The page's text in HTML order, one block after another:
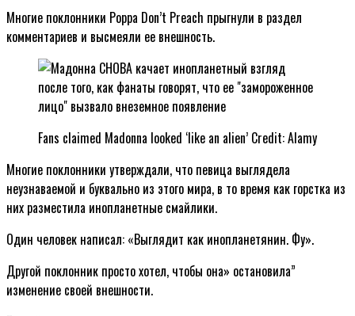
Многие поклонники Poppa Don’t Preach прыгнули в раздел
комментариев и высмеяли ее внешность.
Fans claimed Madonna looked ‘like an alien’ Credit: Alamy
Многие поклонники утверждали, что певица выглядела
неузнаваемой и буквально из этого мира, в то время как горстка из
них разместила инопланетные смайлики.
Один человек написал: «Выглядит как инопланетянин. Фу».
Другой поклонник просто хотел, чтобы она» остановила”
изменение своей внешности.